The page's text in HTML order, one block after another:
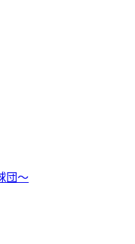
団～